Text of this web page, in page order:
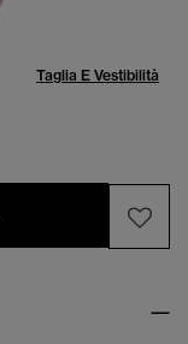
Taglia E Vestibilità